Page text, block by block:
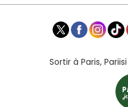
Sortir à Paris,